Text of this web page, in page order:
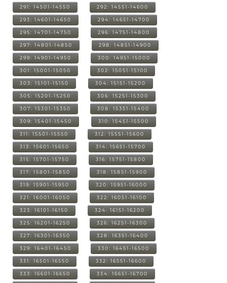
291: 14501-14550 292: 14551-14600
293: 14601-14650 294: 14651-14700
295: 14701-14750 296: 14751-14800
297: 14801-14850 298: 14851-14900
299: 14901-14950 300: 14951-15000
301: 15001-15050 302: 15051-15100
303: 15101-15150 304: 15151-15200
305: 15201-15250 306: 15251-15300
307: 15301-15350 308: 15351-15400
309: 15401-15450 310: 15451-15500
311: 15501-15550 312: 15551-15600
313: 15601-15650 314: 15651-15700
315: 15701-15750 316: 15751-15800
317: 15801-15850 318: 15851-15900
319: 15901-15950 320: 15951-16000
321: 16001-16050 322: 16051-16100
323: 16101-16150 324: 16151-16200
325: 16201-16250 326: 16251-16300
327: 16301-16350 328: 16351-16400
329: 16401-16450 330: 16451-16500
331: 16501-16550 332: 16551-16600
333: 16601-16650 334: 16651-16700